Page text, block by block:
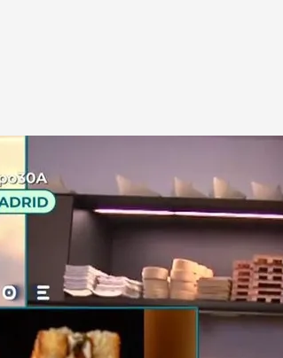
en 'Tiempo al tiempo'
de ‘Tiempo al tiempo’ ha
elabora el sándwich más caro de
de ‘TAT’ ha charlado en
que se compone básicamente